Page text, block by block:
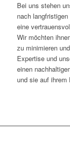
Bei uns stehen
nach
eine
Wir möchten
zu minimieren
Expertise und
einen
und sie auf ihrem